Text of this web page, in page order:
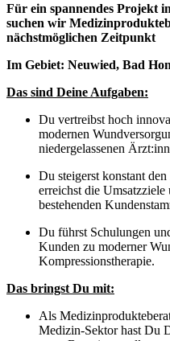
Für ein spannendes Projekt
suchen wir
nächstmöglichen Zeitpunkt
Im Gebiet: Neuwied, Bad
Das sind Deine Aufgaben:
Du vertreibst hoch
modernen
niedergelassenen
Du steigerst konstant
erreichst die
bestehenden
Du führst Schulungen
Kunden zu moderner
Kompressionstherapie.
Das bringst Du mit:
Als
Medizin-Sektor hast Du